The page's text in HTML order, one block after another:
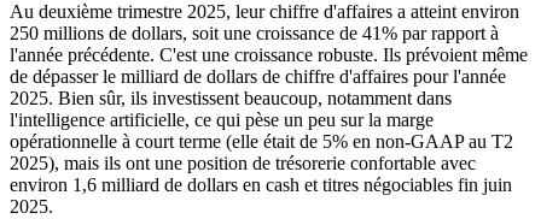
Au deuxième trimestre 2025, leur chiffre d'affaires a atteint environ
250 millions de dollars, soit une croissance de 41% par rapport à
l'année précédente. C'est une croissance robuste. Ils prévoient même
de dépasser le milliard de dollars de chiffre d'affaires pour l'année
2025. Bien sûr, ils investissent beaucoup, notamment dans
l'intelligence artificielle, ce qui pèse un peu sur la marge
opérationnelle à court terme (elle était de 5% en non-GAAP au T2
2025), mais ils ont une position de trésorerie confortable avec
environ 1,6 milliard de dollars en cash et titres négociables fin juin
2025.